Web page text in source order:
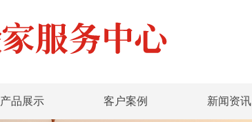
产品展示 客户案例 新闻资讯